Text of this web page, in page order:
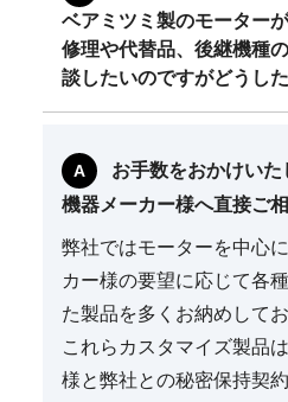
ベアミツミ製のモーター
修理や代替品、後継機種
談したいのですがどうし
お手数をおかけい
機器メーカー様へ直接ご
弊社ではモーターを中心
カー様の要望に応じて各
た製品を多くお納めしてお
これらカスタマイズ製品
様と弊社との秘密保持契